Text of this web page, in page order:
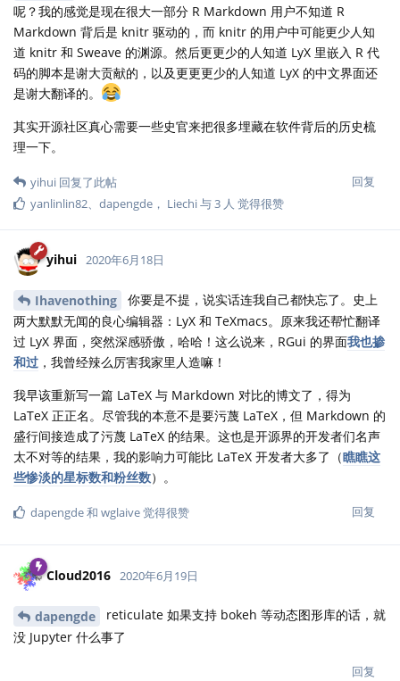
呢？我的感觉是现在很大一部分 R Markdown 用户不知道 R
Markdown 背后是 knitr 驱动的，而 knitr 的用户中可能更少人知
道 knitr 和 Sweave 的渊源。然后更更少的人知道 LyX 里嵌入 R 代
码的脚本是谢大贡献的，以及更更更少的人知道 LyX 的中文界面还
是谢大翻译的。
其实开源社区真心需要一些史官来把很多埋藏在软件背后的历史梳
理一下。
回复
yihui 回复了此帖
yanlinlin82
dapengde ， Liechi与3 人 觉得很赞
yihui 2020年6月18日
Ihavenothing
你要是不提，说实话连我自己都快忘了。史上
两大默默无闻的良心编辑器：LyX 和 TeXmacs。原来我还帮忙翻译
过 LyX 界面，突然深感骄傲，哈哈！这么说来，RGui 的界面我也掺
和过 ，我曾经辣么厉害我家里人造嘛！
我早该重新写一篇 LaTeX 与 Markdown 对比的博文了，得为
LaTeX 正正名。尽管我的本意不是要污蔑 LaTeX，但 Markdown 的
盛行间接造成了污蔑 LaTeX 的结果。这也是开源界的开发者们名声
太不对等的结果，我的影响力可能比 LaTeX 开发者大多了（瞧瞧这
些惨淡的星标数和粉丝数）。
回复
dapengde和 wglaive觉得很赞
Cloud2016 2020年6月19日
dapengde
reticulate 如果支持 bokeh 等动态图形库的话，就
没 Jupyter 什么事了
回复